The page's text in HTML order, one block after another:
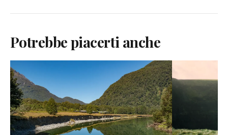
Potrebbe piacerti anche